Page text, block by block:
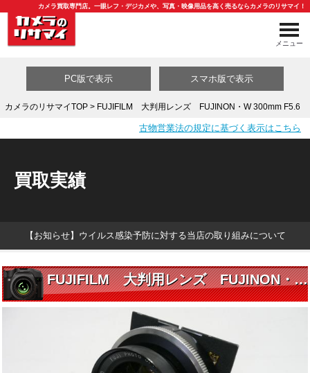
カメラ買取専門店。一眼レフ・デジカメや、写真・映像用品を高く売るならカメラのリサマイ！
メニュー
買取カテゴリ一覧
PC版で表示 スマホ版で表示
カメラのリサマイTOP> FUJIFILM 大判用レンズ FUJINON・W 300mm F5.6
古物営業法の規定に基づく表示はこちら
買取実績
【お知らせ】ウイルス感染予防に対する当店の取り組みについて
FUJIFILM 大判用レンズ FUJINON・W 300mm F5.6